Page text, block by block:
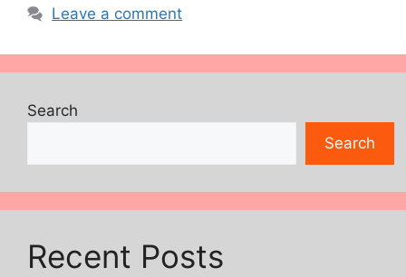
Leave a comment
Search
Search
Recent Posts